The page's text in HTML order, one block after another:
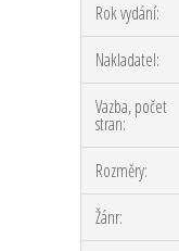
Rok vydání:
Nakladatel:
Vazba, počet
stran:
Rozměry:
Žánr: